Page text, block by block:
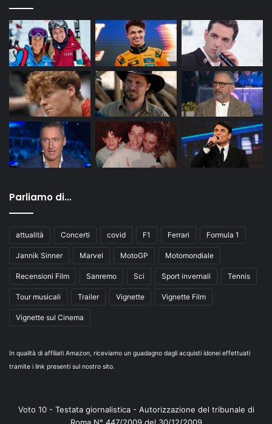
Parliamo di…
attualità Concerti covid F1 Ferrari Formula 1
Jannik Sinner Marvel MotoGP Motomondiale
Recensioni Film Sanremo Sci Sport invernali Tennis
Tour musicali Trailer Vignette Vignette Film
Vignette sul Cinema
In qualità di affiliati Amazon, riceviamo un guadagno dagli acquisti idonei effettuati
tramite i link presenti sul nostro sito.
Voto 10 - Testata giornalistica - Autorizzazione del tribunale di
Roma N° 447/2009 del 30/12/2009